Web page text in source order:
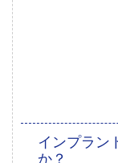
インプラン
か？